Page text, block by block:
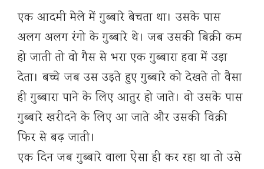
एक आदमी मेले में गुब्बारे बेचता था। उसके पास
अलग अलग रंगो के गुब्बारे थे। जब उसकी बिक्री कम
हो जाती तो वो गैस से भरा एक गुब्बारा हवा में उड़ा
देता। बच्चे जब उस उड़ते हुए गुब्बारे को देखते तो वैसा
ही गुब्बारा पाने के लिए आतुर हो जाते। वो उसके पास
गुब्बारे खरीदने के लिए आ जाते और उसकी विक्री
फिर से बढ़ जाती।
एक दिन जब गुब्बारे वाला ऐसा ही कर रहा था तो उसे